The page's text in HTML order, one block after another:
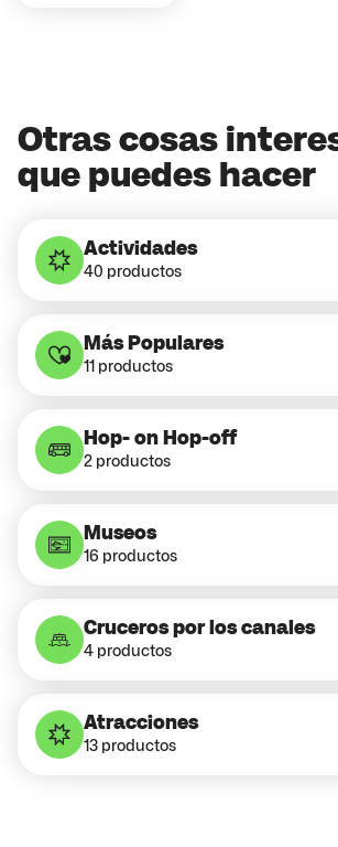
Otras cosas
que puedes hacer
Actividades
40 productos
Más Populares
11 productos
Hop- on Hop-off
2 productos
Museos
16 productos
Cruceros por los canales
4 productos
Atracciones
13 productos